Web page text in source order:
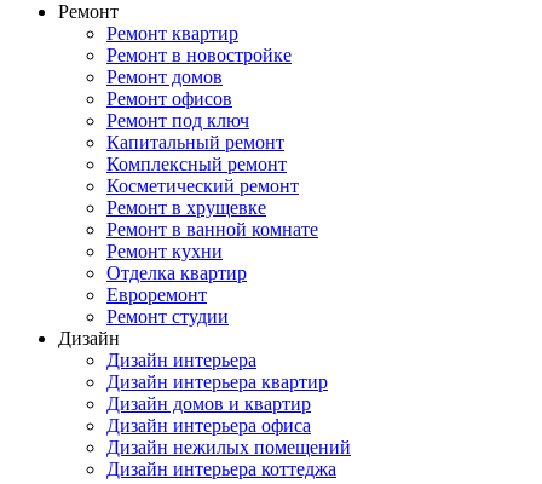
Ремонт
Ремонт квартир
Ремонт в новостройке
Ремонт домов
Ремонт офисов
Ремонт под ключ
Капитальный ремонт
Комплексный ремонт
Косметический ремонт
Ремонт в хрущевке
Ремонт в ванной комнате
Ремонт кухни
Отделка квартир
Евроремонт
Ремонт студии
Дизайн
Дизайн интерьера
Дизайн интерьера квартир
Дизайн домов и квартир
Дизайн интерьера офиса
Дизайн нежилых помещений
Дизайн интерьера коттеджа